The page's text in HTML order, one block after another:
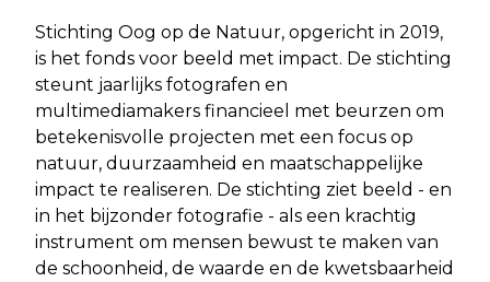
Stichting Oog op de Natuur, opgericht in 2019,
is het fonds voor beeld met impact. De stichting
steunt jaarlijks fotografen en
multimediamakers financieel met beurzen om
betekenisvolle projecten met een focus op
natuur, duurzaamheid en maatschappelijke
impact te realiseren. De stichting ziet beeld - en
in het bijzonder fotografie - als een krachtig
instrument om mensen bewust te maken van
de schoonheid, de waarde en de kwetsbaarheid